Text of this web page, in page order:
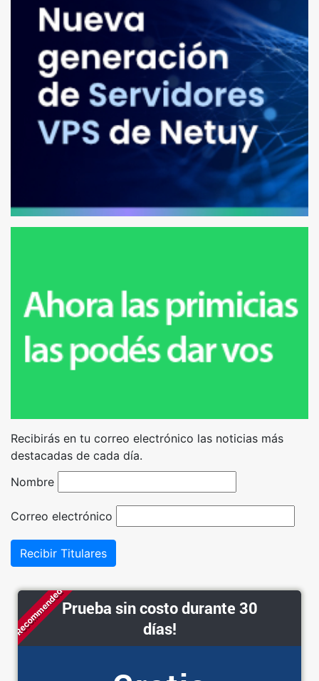
Recibirás en tu correo electrónico las noticias más
destacadas de cada día.
Nombre
Correo electrónico
Recibir Titulares
RecommendedPrueba sin costo durante 30
días!